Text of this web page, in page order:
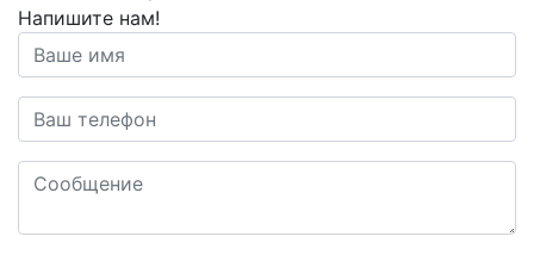
Напишите нам!